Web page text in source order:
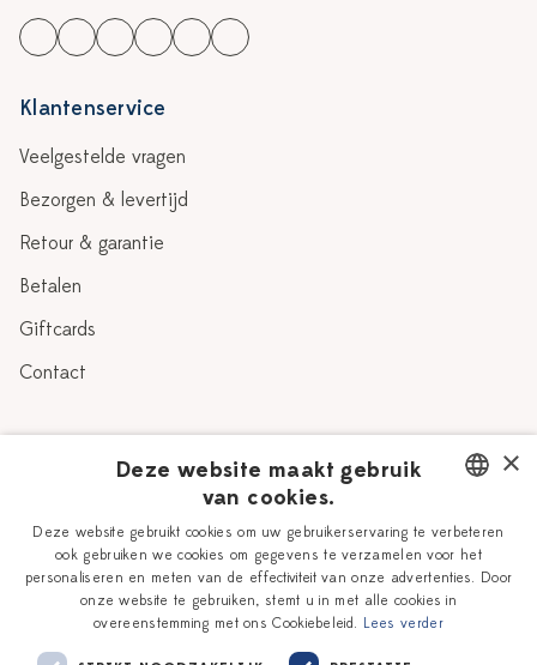
Klantenservice
Veelgestelde vragen
Bezorgen & levertijd
Retour & garantie
Betalen
Giftcards
Contact
Verhaal
Onze plateelschilders
Delfts Blauw
Workshops
Vacatures
Zakelijk
DUTCH
ENGLISH
×
Deze website maakt gebruik
van cookies.
Deze website gebruikt cookies om uw gebruikerservaring te verbeteren
ook gebruiken we cookies om gegevens te verzamelen voor het
personaliseren en meten van de effectiviteit van onze advertenties. Door
onze website te gebruiken, stemt u in met alle cookies in
overeenstemming met ons Cookiebeleid. Lees verder